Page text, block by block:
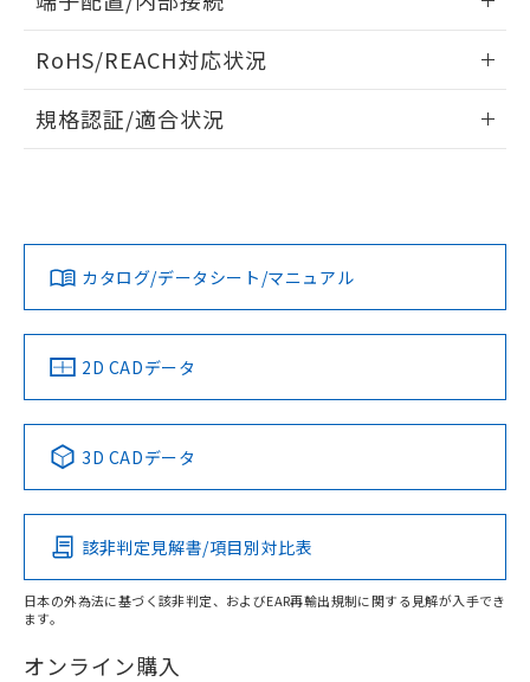
外形図
取りつけ穴加工図
端子配置/内部接続
RoHS/REACH対応状況
EU RoHS 注意事項・凡例
対応済み
中国 RoHS 注意事項・凡例
Pb Hg Cd Cr(VI)
O
在庫等で未対応品が混在する可能性があります。
規格認証/適合状況
カタログ/データシート/マニュアル
2D CADデータ
3D CADデータ
該非判定見解書/項目別対比表
日本の外為法に基づく該非判定、およびEAR再輸出規制に関する見解が入手でき
ます。
オンライン購入
指します。
ものではありません。
また、RoHS指令のフタル酸エステル類４
物質の対応では、対応完了までの期間は出
欄に対応日を記載しておりました。
既に当社にて対応品への在庫切替を完了